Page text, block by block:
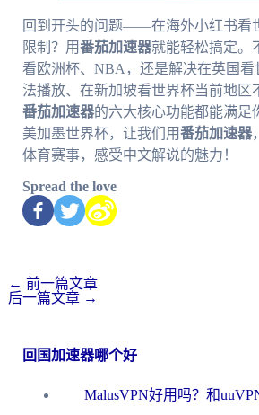
回到开头的问题——在海外小红书看
限制？用番茄加速器就能轻松搞定。
看欧洲杯、NBA，还是解决在英国看
法播放、在新加坡看世界杯当前地区
番茄加速器的六大核心功能都能满足
美加墨世界杯，让我们用番茄加速器
体育赛事，感受中文解说的魅力！
Spread the love
← 前一篇文章
后一篇文章 →
回国加速器哪个好